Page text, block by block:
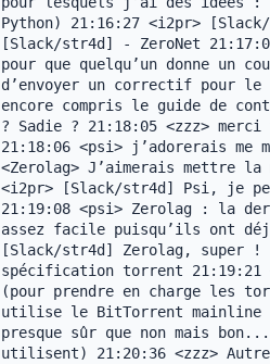
Python) 21:16:27 <i2pr>
[Slack/str4d] - ZeroNet
pour que quelqu’un donne un
d’envoyer un correctif pour
encore compris le guide de
? Sadie ? 21:18:05 <zzz>
21:18:06 <psi> j’adorerais me
<Zerolag> J’aimerais mettre la
<i2pr> [Slack/str4d] Psi, je
21:19:08 <psi> Zerolag : la
assez facile puisqu’ils ont
[Slack/str4d] Zerolag, super
spécification torrent 21:19:21
(pour prendre en charge les
utilise le BitTorrent mainline
presque sûr que non mais
utilisent) 21:20:36 <zzz>